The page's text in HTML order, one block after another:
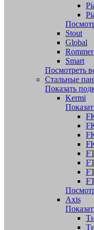
Stout
Global
Rommer
Smart
Посмотреть
Стальные
Показать
Kermi
Axis